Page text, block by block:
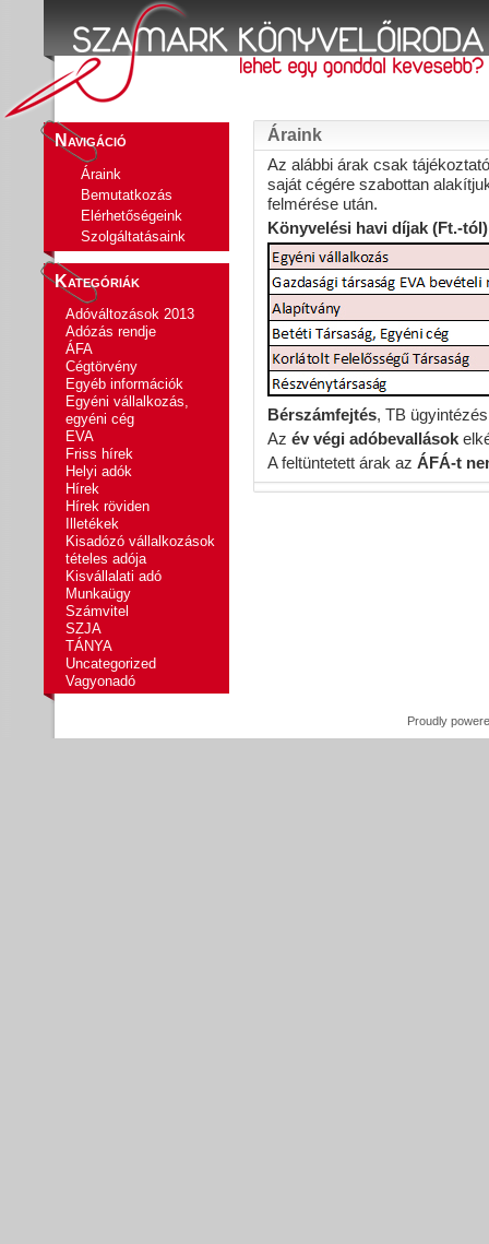
Navigáció
Áraink
Bemutatkozás
Elérhetőségeink
Szolgáltatásaink
Kategóriák
Adóváltozások 2013
Adózás rendje
ÁFA
Cégtörvény
Egyéb információk
Egyéni vállalkozás,
egyéni cég
EVA
Friss hírek
Helyi adók
Hírek
Hírek röviden
Illetékek
Kisadózó vállalkozások
tételes adója
Kisvállalati adó
Munkaügy
Számvitel
SZJA
TÁNYA
Uncategorized
Vagyonadó
Áraink
Az alábbi árak csak
saját cégére szabottan
felmérése után.
Könyvelési havi díjak (Ft.-
Bérszámfejtés, TB
Az év végi adóbevallások
A feltüntetett árak az ÁFÁ-t
Proudly